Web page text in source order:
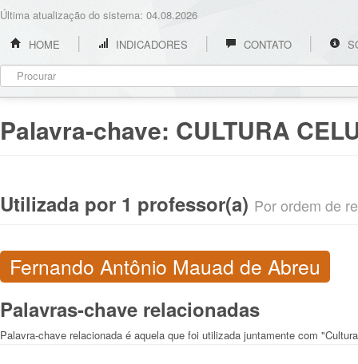
Última atualização do sistema: 04.08.2026
HOME
INDICADORES CONTATO
Palavra-chave: CULTURA
Utilizada por 1 professor(a) Por ordem de
Fernando Antônio Mauad de Abreu
Palavras-chave relacionadas
Palavra-chave relacionada é aquela que foi utilizada juntamente com